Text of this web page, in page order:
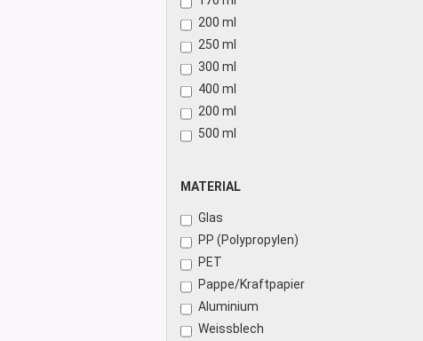
Glasdose
Vorratsglas
Dose Bambus & Walnut
Dose Neville
Dose Saba
200 ml
250 ml
300 ml
400 ml
200 ml
500 ml
MATERIAL
MATERIAL
Glas
PP (Polypropylen)
PET
Pappe/Kraftpapier
Aluminium
Weissblech